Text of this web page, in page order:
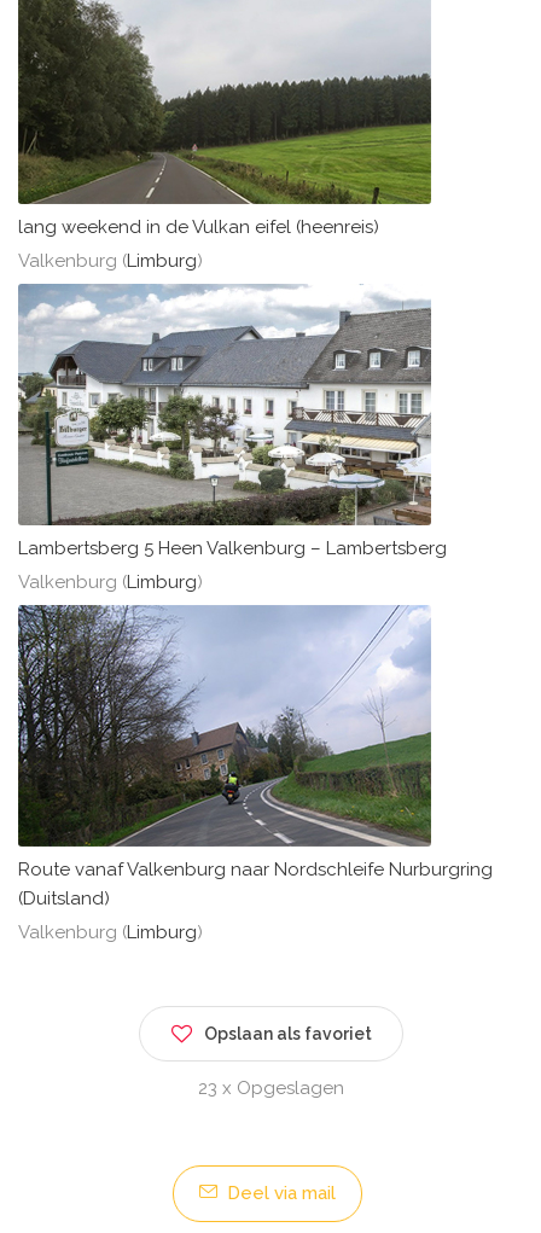
lang weekend in de Vulkan eifel (heenreis)
Valkenburg (Limburg)
Lambertsberg 5 Heen Valkenburg – Lambertsberg
Valkenburg (Limburg)
Route vanaf Valkenburg naar Nordschleife Nurburgring
(Duitsland)
Valkenburg (Limburg)
Opslaan als favoriet
23 x Opgeslagen
Deel via mail